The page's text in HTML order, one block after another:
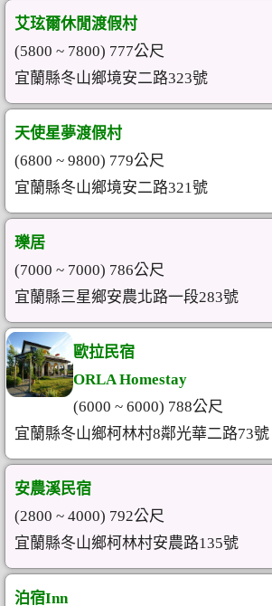
艾玹爾休閒渡假村
(5800 ~ 7800) 777公尺
宜蘭縣冬山鄉境安二路323號
天使星夢渡假村
(6800 ~ 9800) 779公尺
宜蘭縣冬山鄉境安二路321號
瓅居
(7000 ~ 7000) 786公尺
宜蘭縣三星鄉安農北路一段283號
歐拉民宿
ORLA Homestay
(6000 ~ 6000) 788公尺
宜蘭縣冬山鄉柯林村8鄰光華二路73號
安農溪民宿
(2800 ~ 4000) 792公尺
宜蘭縣冬山鄉柯林村安農路135號
泊宿Inn